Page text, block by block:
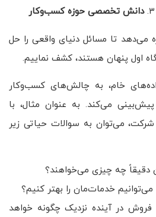
دانش تخصصی حوزه کسب‌وکار
می‌دهد تا مسائل دنیای واقعی را حل
اول پنهان هستند، کشف نماییم.
خام، به چالش‌های کسب‌وکار
می‌کند. به عنوان مثال، با
می‌توان به سوالات حیاتی زیر
دقیقاً چه چیزی می‌خواهند؟
خدمات‌مان را بهتر کنیم؟
فروش در آینده نزدیک چگونه خواهد